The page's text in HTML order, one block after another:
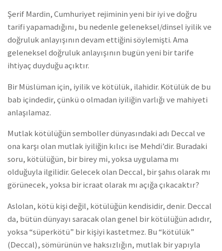
Şerif Mardin, Cumhuriyet rejiminin yeni bir iyi ve doğru
tarifi yapamadığını, bu nedenle geleneksel/dinsel iyilik ve
doğruluk anlayışının devam ettiğini söylemişti. Ama
geleneksel doğruluk anlayışının bugün yeni bir tarife
ihtiyaç duyduğu açıktır.
Bir Müslüman için, iyilik ve kötülük, ilahidir. Kötülük de bu
bab içindedir, çünkü o olmadan iyiliğin varlığı ve mahiyeti
anlaşılamaz.
Mutlak kötülüğün semboller dünyasındaki adı Deccal ve
ona karşı olan mutlak iyiliğin kılıcı ise Mehdi’dir. Buradaki
soru, kötülüğün, bir birey mi, yoksa uygulama mı
olduğuyla ilgilidir. Gelecek olan Deccal, bir şahıs olarak mı
görünecek, yoksa bir icraat olarak mı açığa çıkacaktır?
Aslolan, kötü kişi değil, kötülüğün kendisidir, denir. Deccal
da, bütün dünyayı saracak olan genel bir kötülüğün adıdır,
yoksa “süperkötü” bir kişiyi kastetmez. Bu “kötülük”
(Deccal), sömürünün ve haksızlığın, mutlak bir yapıyla